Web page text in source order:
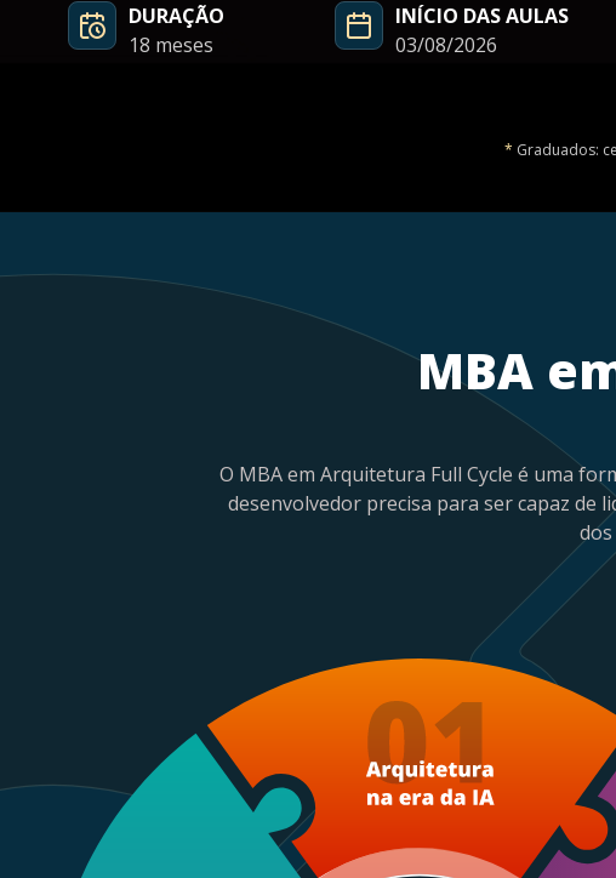
DURAÇÃO
18 meses
INÍCIO DAS AULAS
03/08/2026
* Graduados:
MBA
O MBA em Arquitetura Full Cycle é uma
desenvolvedor precisa para ser capaz